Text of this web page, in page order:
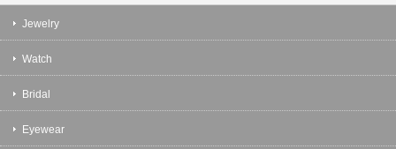
Jewelry
Watch
Bridal
Eyewear